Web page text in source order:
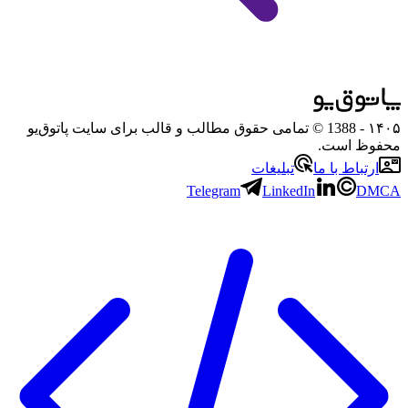
۱۴۰۵
- 1388 © تمامی حقوق مطالب و قالب برای سایت پاتوق‌یو
محفوظ است.
ارتباط با ما
تبلیغات
Telegram
LinkedIn DMCA